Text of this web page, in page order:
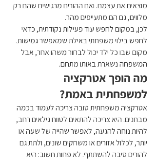
מוצאים את עצמם. ואם ההורים מרגישים שהם רק
מלווים, גם הם מתעייפים מהר.
לכן, במקום לחפש עוד פעילות נקודתית, כדאי
לחפש בילוי משפחתי באילת שמאפשר גמישות.
מקום שבו כל ילד יכול לבחור משהו אחר, אבל
המשפחה נשארת באותו מתחם.
מה הופך אטרקציה
למשפחתית באמת?
אטרקציה משפחתית טובה צריכה לעמוד בכמה
מבחנים. היא צריכה להתאים לטווח גילאים רחב,
להיות נוחה להגעה, לאפשר שהייה של שעה או
יותר, לכלול אזורים או משחקים שונים, ולתת גם
להורים סיבה להשתתף. לא פחות חשוב: היא